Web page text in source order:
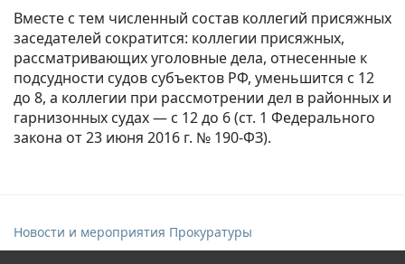
Вместе с тем численный состав коллегий присяжных
заседателей сократится: коллегии присяжных,
рассматривающих уголовные дела, отнесенные к
подсудности судов субъектов РФ, уменьшится с 12
до 8, а коллегии при рассмотрении дел в районных и
гарнизонных судах — с 12 до 6 (ст. 1 Федерального
закона от 23 июня 2016 г. № 190-ФЗ).
Новости и мероприятия Прокуратуры